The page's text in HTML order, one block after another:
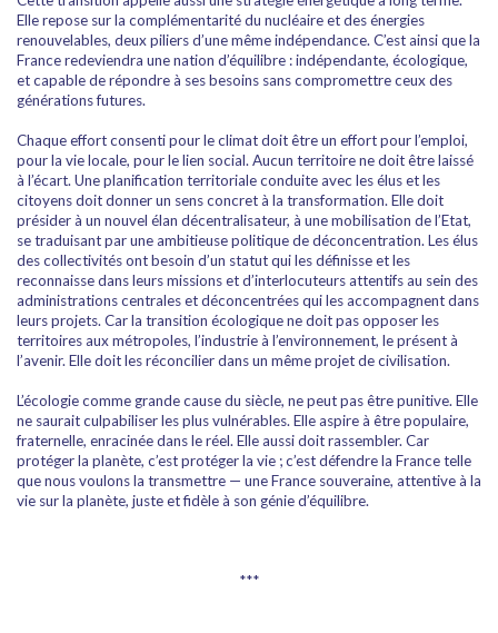
Elle repose sur la complémentarité du nucléaire et des énergies
renouvelables, deux piliers d’une même indépendance. C’est ainsi que la
France redeviendra une nation d’équilibre : indépendante, écologique,
et capable de répondre à ses besoins sans compromettre ceux des
générations futures.
Chaque effort consenti pour le climat doit être un effort pour l’emploi,
pour la vie locale, pour le lien social. Aucun territoire ne doit être laissé
à l’écart. Une planification territoriale conduite avec les élus et les
citoyens doit donner un sens concret à la transformation. Elle doit
présider à un nouvel élan décentralisateur, à une mobilisation de l’Etat,
se traduisant par une ambitieuse politique de déconcentration. Les élus
des collectivités ont besoin d’un statut qui les définisse et les
reconnaisse dans leurs missions et d’interlocuteurs attentifs au sein des
administrations centrales et déconcentrées qui les accompagnent dans
leurs projets. Car la transition écologique ne doit pas opposer les
territoires aux métropoles, l’industrie à l’environnement, le présent à
l’avenir. Elle doit les réconcilier dans un même projet de civilisation.
L’écologie comme grande cause du siècle, ne peut pas être punitive. Elle
ne saurait culpabiliser les plus vulnérables. Elle aspire à être populaire,
fraternelle, enracinée dans le réel. Elle aussi doit rassembler. Car
protéger la planète, c’est protéger la vie ; c’est défendre la France telle
que nous voulons la transmettre — une France souveraine, attentive à la
vie sur la planète, juste et fidèle à son génie d’équilibre.
***